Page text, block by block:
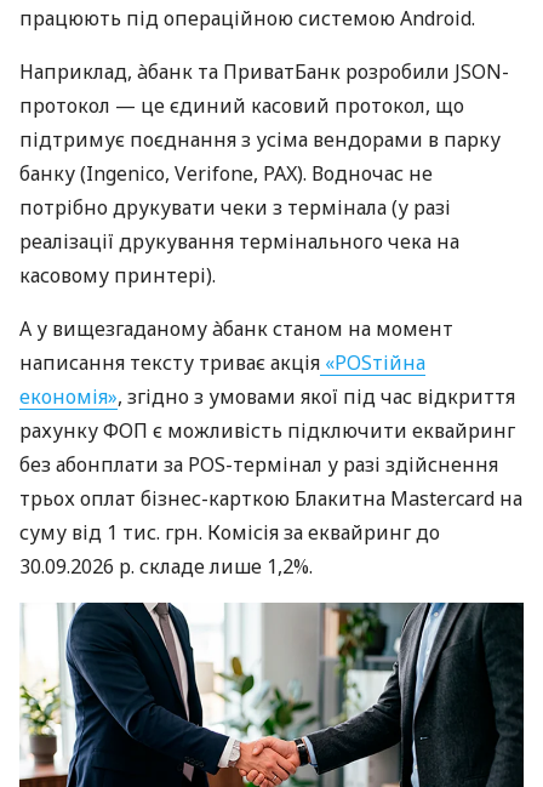
працюють під операційною системою Android.
Наприклад, àбанк та ПриватБанк розробили JSON-
протокол — це єдиний касовий протокол, що
підтримує поєднання з усіма вендорами в парку
банку (Ingenico, Verifone, PAX). Водночас не
потрібно друкувати чеки з термінала (у разі
реалізації друкування термінального чека на
касовому принтері).
А у вищезгаданому àбанк станом на момент
написання тексту триває акція «POSтійна
економія», згідно з умовами якої під час відкриття
рахунку ФОП є можливість підключити еквайринг
без абонплати за POS-термінал у разі здійснення
трьох оплат бізнес-карткою Блакитна Mastercard на
суму від 1 тис. грн. Комісія за еквайринг до
30.09.2026 р. складе лише 1,2%.